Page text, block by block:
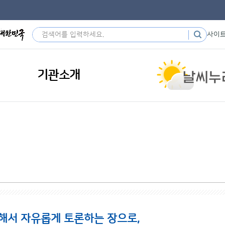
사이
기관소개
서 자유롭게 토론하는 장으로,